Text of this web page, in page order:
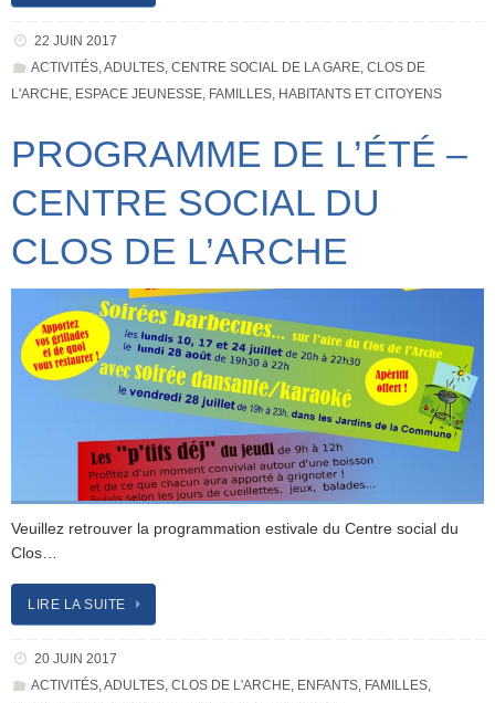
22 JUIN 2017
ACTIVITÉS, ADULTES, CENTRE SOCIAL DE LA GARE, CLOS DE
L'ARCHE ESPACE JEUNESSE FAMILLES HABITANTS ET CITOYENS
PROGRAMME DE L’ÉTÉ –
CENTRE SOCIAL DU
CLOS DE L’ARCHE
Veuillez retrouver la programmation estivale du Centre social du
Clos…
LIRE LA SUITE
20 JUIN 2017
ACTIVITÉS,ADULTES, CLOS DE L'ARCHE, ENFANTS, FAMILLES,